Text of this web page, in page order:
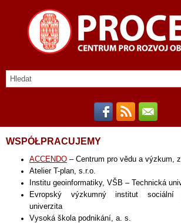
WSPÓŁPRACUJEMY
ACCENDO – Centrum pro vědu a výzkum,
Atelier T-plan, s.r.o.
Institu geoinformatiky, VŠB – Technická
Evropský výzkumný institut sociální
univerzita
Vysoká škola podnikání, a. s.